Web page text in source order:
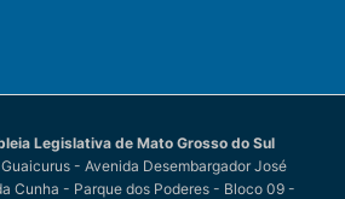
Legislativa de Mato Grosso do Sul
- Avenida Desembargador José
Cunha - Parque dos Poderes - Bloco 09 -